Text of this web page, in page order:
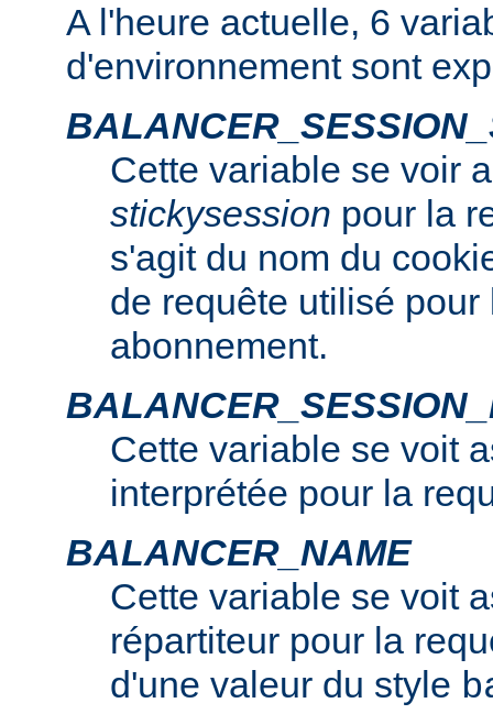
A l'heure actuelle, 6
d'environnement sont
Cette variable se voir
stickysession pour la
s'agit du nom du
de requête utilisé
abonnement.
Cette variable se voit
interprétée pour la
BALANCER_NAME
Cette variable se voit
répartiteur pour la
d'une valeur du style